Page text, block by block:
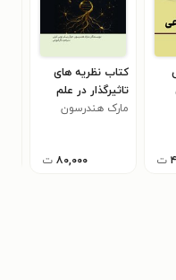
ت
کتاب نظریه های
تاثیرگذار در علم
ژنتیک
مارک هندرسون
۸۰,۰۰۰ ت